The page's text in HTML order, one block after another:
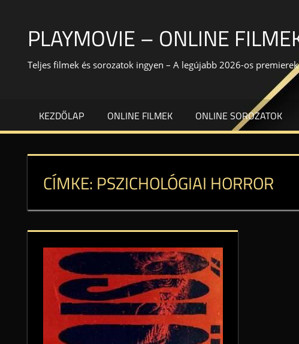
contentPLAYMOVIE – ONLINE
Teljes filmek és sorozatok ingyen – A legújabb 2026-os premierek
KEZDŐLAP ONLINE FILMEK ONLINE SOROZATOK
CÍMKE: PSZICHOLÓGIAI HORROR